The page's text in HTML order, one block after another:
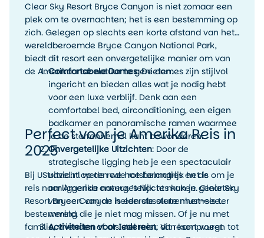
Clear Sky Resort Bryce Canyon is niet zomaar een
plek om te overnachten; het is een bestemming op
zich. Gelegen op slechts een korte afstand van het
wereldberoemde Bryce Canyon National Park,
biedt dit resort een onvergetelijke manier om van
de Amerikaanse natuur te genieten.
Comfortabele Domes: De domes zijn stijlvol
ingericht en bieden alles wat je nodig hebt
voor een luxe verblijf. Denk aan een
comfortabel bed, airconditioning, een eigen
badkamer en panoramische ramen waarmee
je de sterrenhemel kunt bewonderen.
Onvergetelijke Uitzichten: Door de
strategische ligging heb je een spectaculair
uitzicht op de rode rotsformaties en de
omliggende natuur. ’s Nachts kun je genieten
van een van de helderste sterrenhemels ter
wereld.
Activiteiten voor Iedereen: Van kampvuren tot
Perfect voor je Amerika Reis in
2025
Bij UStravel.nl weten we hoe belangrijk het is om je
reis naar Amerika onvergetelijk te maken. Clear Sky
Resort Bryce Canyon is een absolute must-see
bestemming die je niet mag missen. Of je nu met
familie, vrienden of als stel reist, dit resort voegt